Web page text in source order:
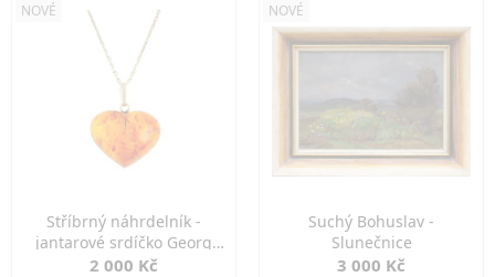
NOVÉ
Stříbrný náhrdelník -
jantarové srdíčko Georg
Kramer
2 000 Kč
NOVÉ
Suchý Bohuslav -
Slunečnice
3 000 Kč